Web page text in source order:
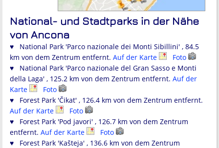
National- und Stadtparks in der Nähe
von Ancona
♥ National Park 'Parco nazionale dei Monti Sibillini' , 84.5
km von dem Zentrum entfernt. Auf der Karte
Foto
♥ National Park 'Parco nazionale del Gran Sasso e Monti
della Laga' , 125.2 km von dem Zentrum entfernt. Auf der
Karte
Foto
♥ Forest Park 'Čikat' , 126.4 km von dem Zentrum entfernt.
Auf der Karte
Foto
♥ Forest Park 'Pod javori' , 126.7 km von dem Zentrum
entfernt. Auf der Karte
Foto
♥ Forest Park 'Kašteja' , 136.6 km von dem Zentrum